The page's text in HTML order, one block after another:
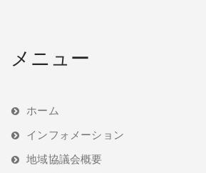
メニュー
ホーム
インフォメーション
地域協議会概要